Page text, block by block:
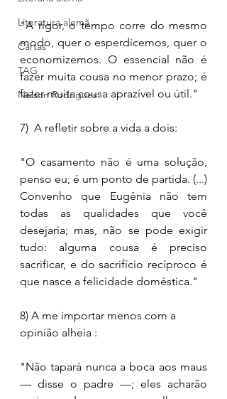
Literatura alemã
Cartas
TAG
Nelson Rodrigues
"A rigor, o tempo corre do mesmo
modo, quer o esperdicemos, quer o
economizemos. O essencial não é
fazer muita cousa no menor prazo; é
fazer muita cousa aprazível ou útil."
7)  A refletir sobre a vida a dois:
"O casamento não é uma solução,
penso eu; é um ponto de partida. (...)
Convenho que Eugênia não tem
todas as qualidades que você
desejaria; mas, não se pode exigir
tudo: alguma cousa é preciso
sacrificar, e do sacrifício recíproco é
que nasce a felicidade doméstica."
8) A me importar menos com a
opinião alheia :
"Não tapará nunca a boca aos maus
— disse o padre —; eles acharão